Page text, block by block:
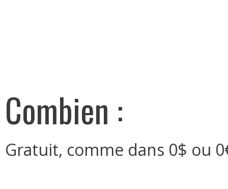
Combien :
Gratuit, comme dans 0$ ou